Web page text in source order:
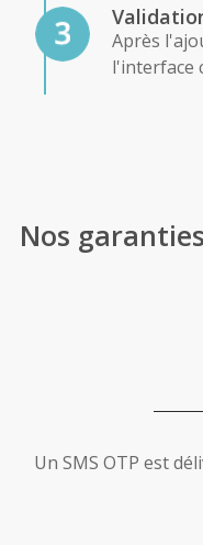
Après
l'interface
Nos
Un SMS OTP est